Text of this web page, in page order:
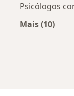
Psicólogos
Mais (10)